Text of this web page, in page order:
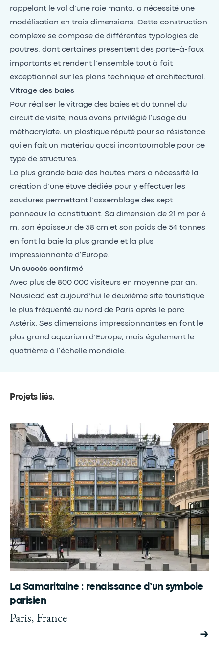
rappelant le vol d’une raie manta, a nécessité une
modélisation en trois dimensions. Cette construction
complexe se compose de différentes typologies de
poutres, dont certaines présentent des porte-à-faux
importants et rendent l’ensemble tout à fait
exceptionnel sur les plans technique et architectural.
Vitrage des baies
Pour réaliser le vitrage des baies et du tunnel du
circuit de visite, nous avons privilégié l’usage du
méthacrylate, un plastique réputé pour sa résistance
qui en fait un matériau quasi incontournable pour ce
type de structures.
La plus grande baie des hautes mers a nécessité la
création d’une étuve dédiée pour y effectuer les
soudures permettant l’assemblage des sept
panneaux la constituant. Sa dimension de 21 m par 6
m, son épaisseur de 38 cm et son poids de 54 tonnes
en font la baie la plus grande et la plus
impressionnante d’Europe.
Un succès confirmé
Avec plus de 800 000 visiteurs en moyenne par an,
Nausicaá est aujourd’hui le deuxième site touristique
le plus fréquenté au nord de Paris après le parc
Astérix. Ses dimensions impressionnantes en font le
plus grand aquarium d’Europe, mais également le
quatrième à l’échelle mondiale.
Projets liés.
La Samaritaine : renaissance d’un symbole
parisien
Paris, France